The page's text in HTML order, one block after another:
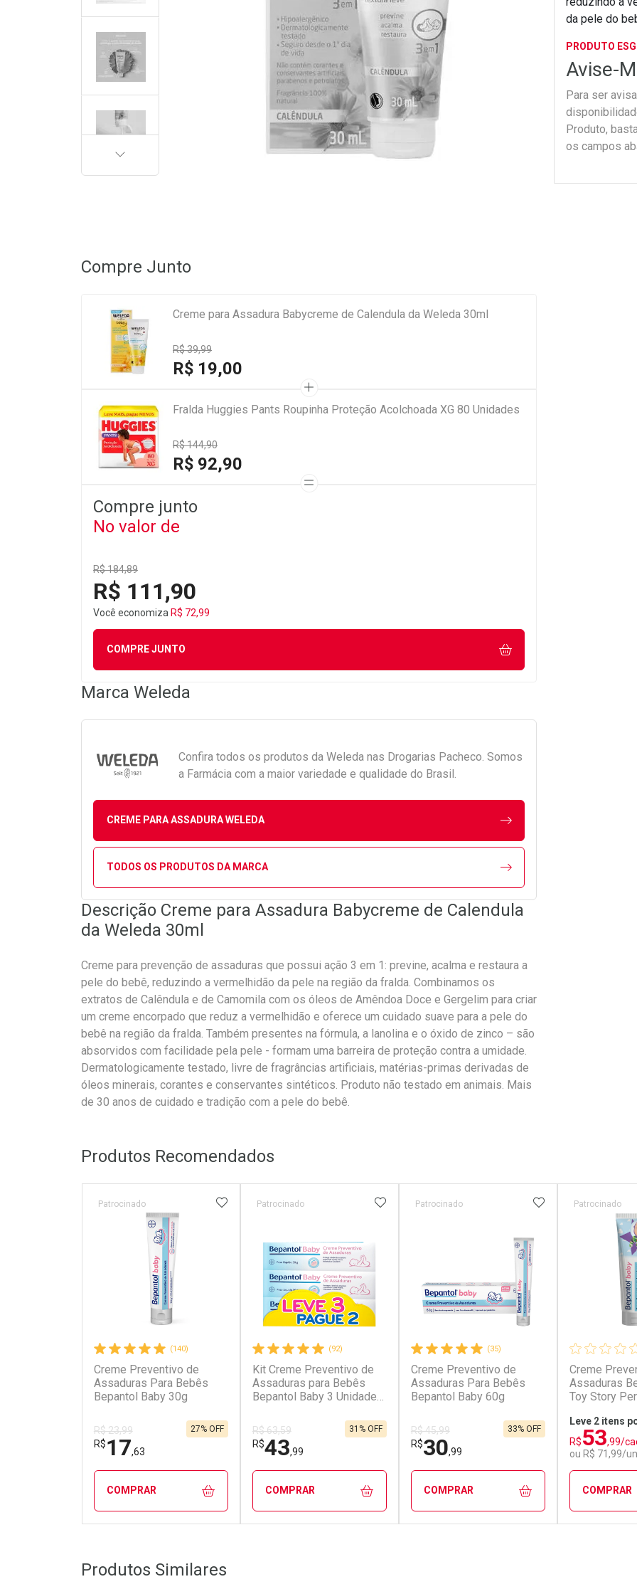
da pele do
PRODUTO
Avise-
Para ser
Produto,
os campos
PRÓXIMA
Compre Junto
Creme para Assadura Babycreme de Calendula da Weleda 30ml
R$ 39,99
R$ 19,00
Fralda Huggies Pants Roupinha Proteção Acolchoada XG 80 Unidades
R$ 144,90
R$ 92,90
Compre junto
No valor de
R$ 184,89
R$ 111,90
Você economiza R$ 72,99
COMPRE JUNTO
Marca Weleda
Confira todos os produtos da Weleda nas Drogarias Pacheco. Somos
a Farmácia com a maior variedade e qualidade do Brasil.
CREME PARA ASSADURA WELEDA
TODOS OS PRODUTOS DA MARCA
Descrição Creme para Assadura Babycreme de Calendula
da Weleda 30ml
Creme para prevenção de assaduras que possui ação 3 em 1: previne, acalma e restaura a
pele do bebê, reduzindo a vermelhidão da pele na região da fralda. Combinamos os
extratos de Calêndula e de Camomila com os óleos de Amêndoa Doce e Gergelim para criar
um creme encorpado que reduz a vermelhidão e oferece um cuidado suave para a pele do
bebê na região da fralda. Também presentes na fórmula, a lanolina e o óxido de zinco – são
absorvidos com facilidade pela pele - formam uma barreira de proteção contra a umidade.
Dermatologicamente testado, livre de fragrâncias artificiais, matérias-primas derivadas de
óleos minerais, corantes e conservantes sintéticos. Produto não testado em animais. Mais
de 30 anos de cuidado e tradição com a pele do bebê.
Produtos Recomendados
(140)
Creme Preventivo de
Assaduras Para Bebês
Bepantol Baby 30g
Patrocinado
R$ 23,99
R$17,63
27% OFF
ADICIONAR AOS FAVORITOS
COMPRAR
Laboratório
Por Menos
(92)
Kit Creme Preventivo de
Assaduras para Bebês
Bepantol Baby 3 Unidades
Patrocinado
R$ 63,59
R$43,99
31% OFF
ADICIONAR AOS FAVORITOS
COMPRAR
(35)
Creme Preventivo de
Assaduras Para Bebês
Bepantol Baby 60g
Patrocinado
R$ 45,99
R$30,99
33% OFF
ADICIONAR AOS
COMPRAR
Creme
Assaduras
Toy Story
Patrocinado
Leve 2 itens
R$53,99/
ou R$ 71,99/un
COMPRAR
Produtos Similares